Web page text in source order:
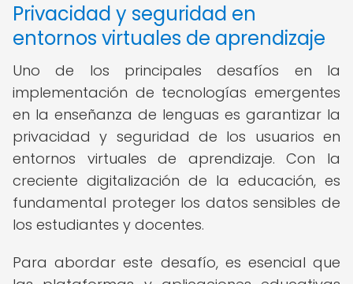
Privacidad y seguridad en
entornos virtuales de aprendizaje
Uno de los principales desafíos en la
implementación de tecnologías emergentes
en la enseñanza de lenguas es garantizar la
privacidad y seguridad de los usuarios en
entornos virtuales de aprendizaje. Con la
creciente digitalización de la educación, es
fundamental proteger los datos sensibles de
los estudiantes y docentes.
Para abordar este desafío, es esencial que